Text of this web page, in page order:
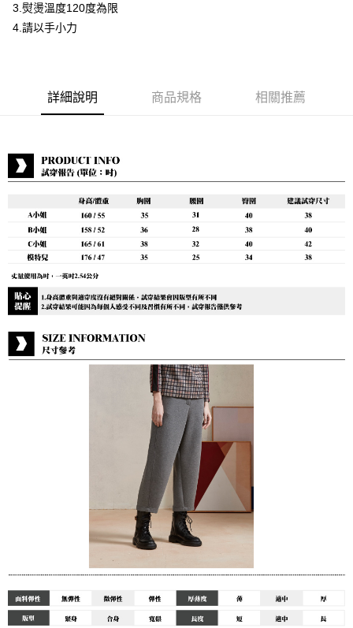
付款後7-11取貨
每筆NT$80，滿NT$888(含以上)免運費
3.熨燙溫度120度為限
4.請以手小力
詳細說明 商品規格 相關推薦